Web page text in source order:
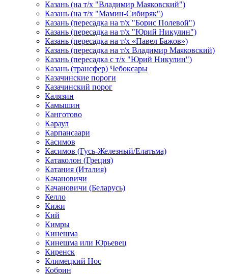
Казань (на т/х "Владимир Маяковский")
Казань (на т/х "Мамин-Сибиряк")
Казань (пересадка на т/х "Борис Полевой")
Казань (пересадка на т/х "Юрий Никулин")
Казань (пересадка на т/х «Павел Бажов»)
Казань (пересадка на т/х Владимир Маяковский)
Казань (пересадка с т/х "Юрий Никулин")
Казань (трансфер) Чебоксары
Казачинские пороги
Казачинский порог
Калязин
Камышин
Канготово
Караул
Карпансаари
Касимов
Касимов (Гусь-Железный/Елатьма)
Катаколон (Греция)
Катания (Италия)
Качановичи
Качановичи (Беларусь)
Келло
Кижи
Кий
Кимры
Кинешма
Кинешма или Юрьевец
Киренск
Климецкий Нос
Кобрин